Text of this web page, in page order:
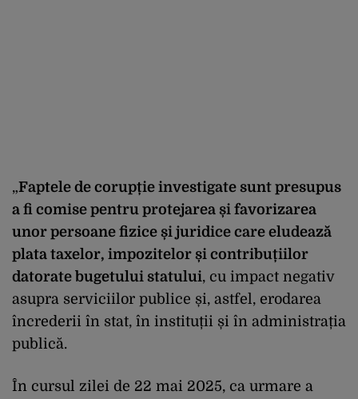
„Faptele de corupție investigate sunt presupus
a fi comise pentru protejarea și favorizarea
unor persoane fizice și juridice care eludează
plata taxelor, impozitelor și contribuțiilor
datorate bugetului statului, cu impact negativ
asupra serviciilor publice și, astfel, erodarea
încrederii în stat, în instituții și în administrația
publică.
În cursul zilei de 22 mai 2025, ca urmare a